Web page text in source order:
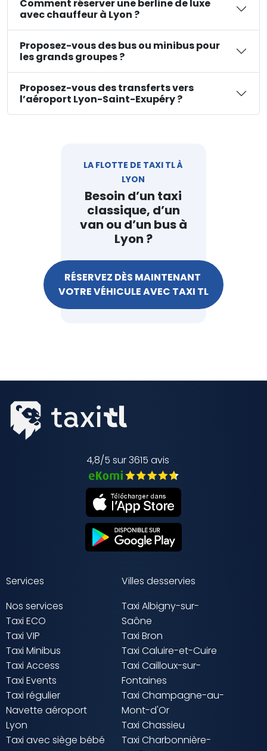
Comment réserver une berline de luxe
avec chauffeur à Lyon ?
Proposez-vous des bus ou minibus pour
les grands groupes ?
Proposez-vous des transferts vers
l’aéroport Lyon-Saint-Exupéry ?
LA FLOTTE DE TAXI TL À
LYON
Besoin d’un taxi
classique, d’un
van ou d’un bus à
Lyon ?
RÉSERVEZ DÈS MAINTENANT
VOTRE VÉHICULE AVEC TAXI TL
4,8/5 sur 3615 avis
Services
Nos services
Taxi ECO
Taxi VIP
Taxi Minibus
Taxi Access
Taxi Events
Taxi régulier
Navette aéroport
Lyon
Taxi avec siège bébé
Villes desservies
Taxi Albigny-sur-
Saône
Taxi Bron
Taxi Caluire-et-Cuire
Taxi Cailloux-sur-
Fontaines
Taxi Champagne-au-
Mont-d'Or
Taxi Chassieu
Taxi Charbonnière-